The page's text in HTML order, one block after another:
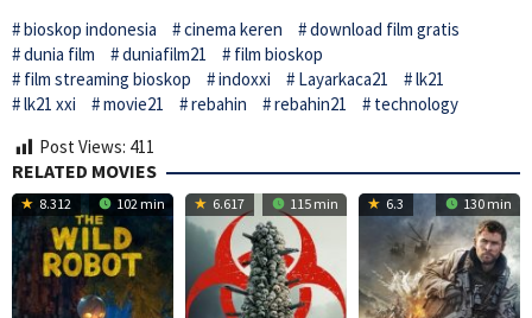
bioskop indonesia
cinema keren
download film gratis
dunia film
duniafilm21
film bioskop
film streaming bioskop
indoxxi Layarkaca21
lk21
lk21 xxi
movie21 rebahin rebahin21
technology
Post Views: 411
RELATED MOVIES
8.312 102 min 6.617 115 min 6.3 130 min